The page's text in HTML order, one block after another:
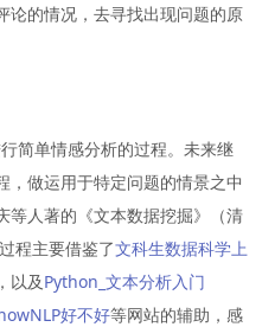
论的情况，去寻找出现问题的原
简单情感分析的过程。未来继
，做运用于特定问题的情景之中
等人著的《文本数据挖掘》（清
程主要借鉴了文科生数据科学上
以及Python_文本分析入门
好不好等网站的辅助，感